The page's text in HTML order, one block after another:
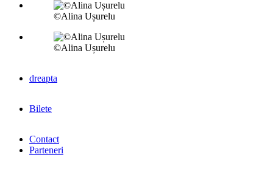
©Alina Ușurelu
©Alina Ușurelu
dreapta
Bilete
Contact
Parteneri